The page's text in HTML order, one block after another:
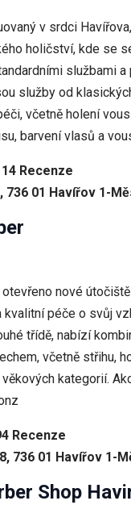
v srdci
holičství, kde se
službami
služby od
včetně holení
barvení vlasů a
Recenze
736 01 Havířov 1-
nové
kvalitní péče o svůj
třídě, nabízí
včetně střihu,
kategorií.
Recenze
736 01 Havířov 1-
Shop